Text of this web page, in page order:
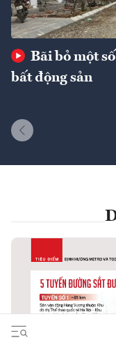
Bãi bỏ một
bất động sản